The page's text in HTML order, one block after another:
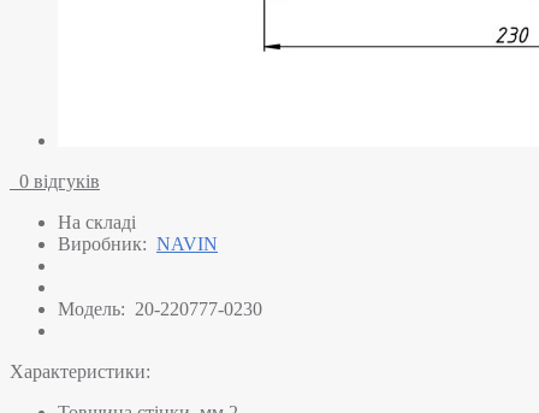
0 відгуків
На складі
Виробник: NAVIN
Модель: 20-220777-0230
Характеристики: